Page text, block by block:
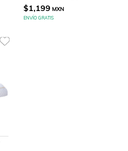
$1,199 MXN
ENVÍO GRATIS